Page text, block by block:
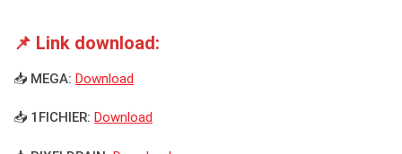
📌 Link download:
📥 MEGA: Download
📥 1FICHIER: Download